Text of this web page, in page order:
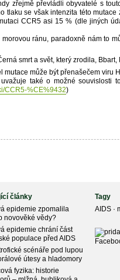
zřejmě převládli obyvatelé s
tlaku se však intenzita této mutace
CCR5 asi 15 % (dle jiných
ránu, paradoxně nám to
smrt a svět, který zrodila, Bbart,
může být přenašečem viru
také o možné souvislosti
CCR5-%CE%9432)
články
epidemie zpomalila
novověké vědy?
epidemie chrání část
populace před AIDS
scénáře pod lupou
útesy a hladomory
fyzika: historie
Tagy
AIDS ·